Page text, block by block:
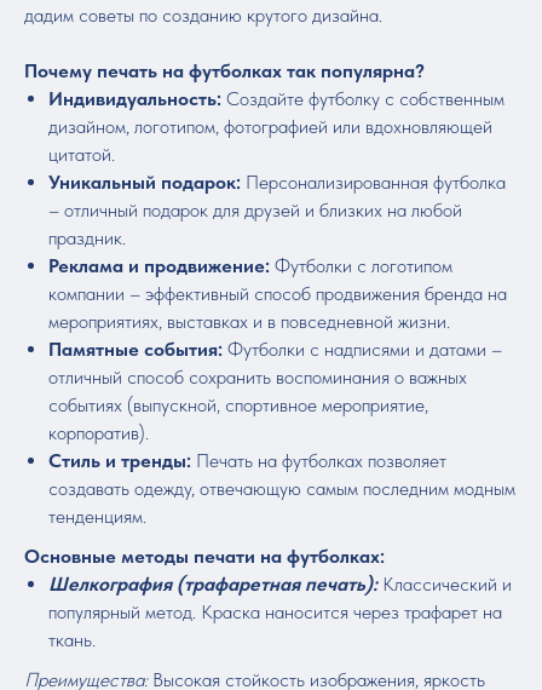
дадим советы по созданию крутого дизайна.
Почему печать на футболках так популярна?
Индивидуальность: Создайте футболку с собственным
дизайном, логотипом, фотографией или вдохновляющей
цитатой.
Уникальный подарок: Персонализированная футболка
– отличный подарок для друзей и близких на любой
праздник.
Реклама и продвижение: Футболки с логотипом
компании – эффективный способ продвижения бренда на
мероприятиях, выставках и в повседневной жизни.
Памятные события: Футболки с надписями и датами –
отличный способ сохранить воспоминания о важных
событиях (выпускной, спортивное мероприятие,
корпоратив).
Стиль и тренды: Печать на футболках позволяет
создавать одежду, отвечающую самым последним модным
тенденциям.
Основные методы печати на футболках:
Шелкография (трафаретная печать): Классический и
популярный метод. Краска наносится через трафарет на
ткань.
Преимущества:Высокая стойкость изображения, яркость